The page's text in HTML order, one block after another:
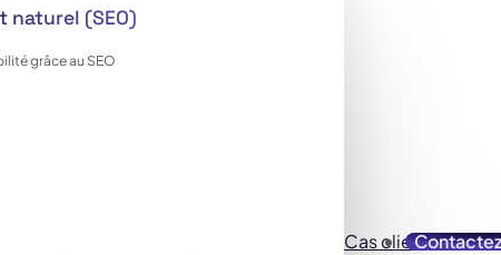
naturel (SEO)
grâce au SEO
Cas clients